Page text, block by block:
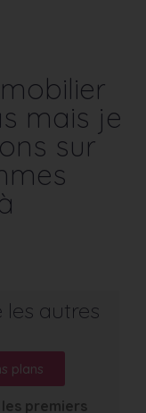
mais je
sur
autres
plans
premiers